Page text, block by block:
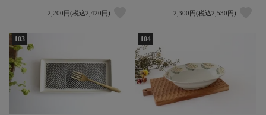
2,200円(税込2,420円) 2,300円(税込2,530円)
103 104